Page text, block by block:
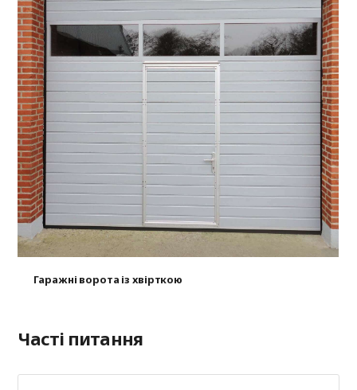
Гаражні ворота із хвірткою
Часті питання